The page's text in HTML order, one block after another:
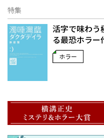
特集
活字で味わ
る最恐ホラー
ホラー